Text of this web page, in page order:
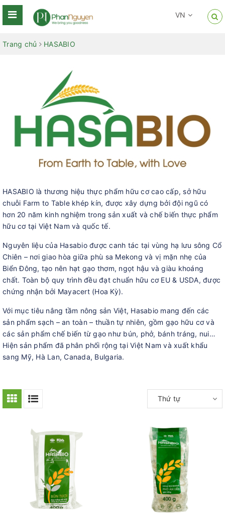
VN
Trang chủ HASABIO
HASABIO là thương hiệu thực phẩm hữu cơ cao cấp, sở hữu
chuỗi Farm to Table khép kín, được xây dựng bởi đội ngũ có
hơn 20 năm kinh nghiệm trong sản xuất và chế biến thực phẩm
hữu cơ tại Việt Nam và quốc tế.
Nguyên liệu của Hasabio được canh tác tại vùng hạ lưu sông Cổ
Chiên – nơi giao hòa giữa phù sa Mekong và vị mặn nhẹ của
Biển Đông, tạo nên hạt gạo thơm, ngọt hậu và giàu khoáng
chất. Toàn bộ quy trình đều đạt chuẩn hữu cơ EU & USDA, được
chứng nhận bởi Mayacert (Hoa Kỳ).
Với mục tiêu nâng tầm nông sản Việt, Hasabio mang đến các
sản phẩm sạch – an toàn – thuần tự nhiên, gồm gạo hữu cơ và
các sản phẩm chế biến từ gạo như bún, phở, bánh tráng, nui…
Hiện sản phẩm đã phân phối rộng tại Việt Nam và xuất khẩu
sang Mỹ, Hà Lan, Canada, Bulgaria.
Thứ tự